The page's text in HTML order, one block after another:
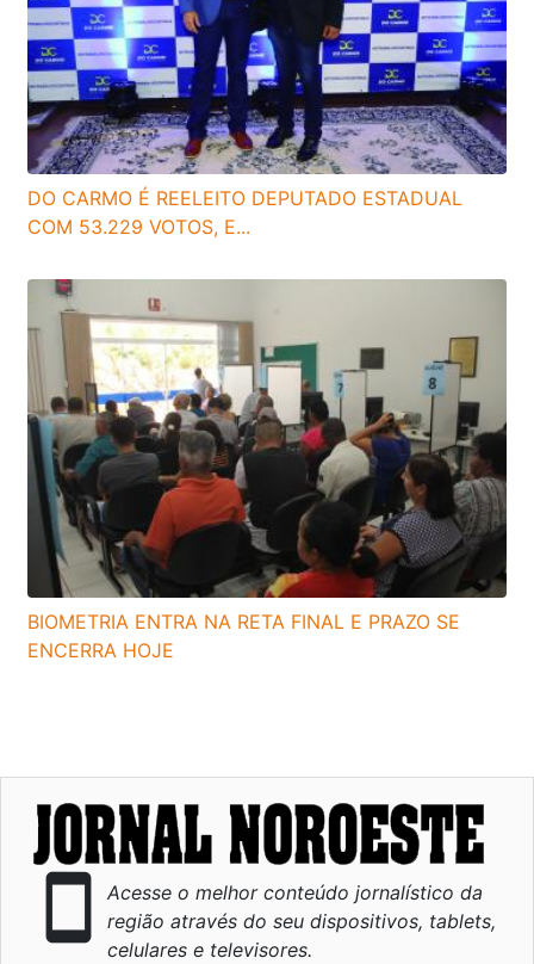
DO CARMO É REELEITO DEPUTADO ESTADUAL
COM 53.229 VOTOS, E...
BIOMETRIA ENTRA NA RETA FINAL E PRAZO SE
ENCERRA HOJE
smartphone
Acesse o melhor conteúdo jornalístico da
região através do seu dispositivos, tablets,
celulares e televisores.